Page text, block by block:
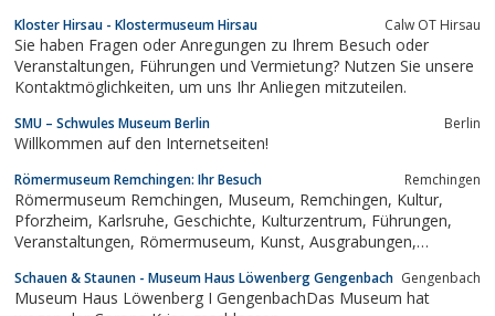
Kloster Hirsau - Klostermuseum Hirsau Calw OT Hirsau
Sie haben Fragen oder Anregungen zu Ihrem Besuch oder
Veranstaltungen, Führungen und Vermietung? Nutzen Sie unsere
Kontaktmöglichkeiten, um uns Ihr Anliegen mitzuteilen.
SMU – Schwules Museum Berlin Berlin
Willkommen auf den Internetseiten!
Römermuseum Remchingen: Ihr Besuch Remchingen
Römermuseum Remchingen, Museum, Remchingen, Kultur,
Pforzheim, Karlsruhe, Geschichte, Kulturzentrum, Führungen,
Veranstaltungen, Römermuseum, Kunst, Ausgrabungen,
Schauen & Staunen - Museum Haus Löwenberg Gengenbach Gengenbach
Museum Haus Löwenberg I GengenbachDas Museum hat